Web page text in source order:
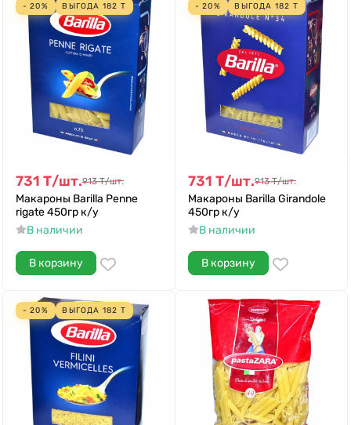
- 20% ВЫГОДА 182 Т
731 Т/шт.913 Т/шт.
Макароны Barilla Penne
rigate 450гр к/у
В наличии
В корзину
- 20% ВЫГОДА 182 Т
731 Т/шт.913 Т/шт.
Макароны Barilla Girandole
450гр к/у
В наличии
В корзину
- 20% ВЫГОДА 182 Т